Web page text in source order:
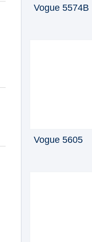
Vogue 5574B
Vogue 5605